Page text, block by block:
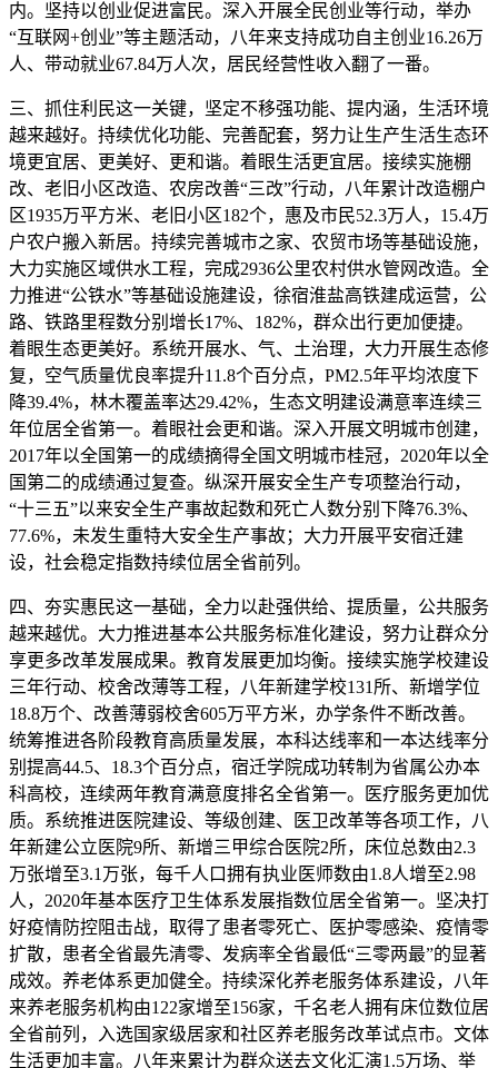
内。坚持以创业促进富民。深入开展全民创业等行动，举办
“互联网+创业”等主题活动，八年来支持成功自主创业16.26万
人、带动就业67.84万人次，居民经营性收入翻了一番。
三、抓住利民这一关键，坚定不移强功能、提内涵，生活环境
越来越好。持续优化功能、完善配套，努力让生产生活生态环
境更宜居、更美好、更和谐。着眼生活更宜居。接续实施棚
改、老旧小区改造、农房改善“三改”行动，八年累计改造棚户
区1935万平方米、老旧小区182个，惠及市民52.3万人，15.4万
户农户搬入新居。持续完善城市之家、农贸市场等基础设施，
大力实施区域供水工程，完成2936公里农村供水管网改造。全
力推进“公铁水”等基础设施建设，徐宿淮盐高铁建成运营，公
路、铁路里程数分别增长17%、182%，群众出行更加便捷。
着眼生态更美好。系统开展水、气、土治理，大力开展生态修
复，空气质量优良率提升11.8个百分点，PM2.5年平均浓度下
降39.4%，林木覆盖率达29.42%，生态文明建设满意率连续三
年位居全省第一。着眼社会更和谐。深入开展文明城市创建，
2017年以全国第一的成绩摘得全国文明城市桂冠，2020年以全
国第二的成绩通过复查。纵深开展安全生产专项整治行动，
“十三五”以来安全生产事故起数和死亡人数分别下降76.3%、
77.6%，未发生重特大安全生产事故；大力开展平安宿迁建
设，社会稳定指数持续位居全省前列。
四、夯实惠民这一基础，全力以赴强供给、提质量，公共服务
越来越优。大力推进基本公共服务标准化建设，努力让群众分
享更多改革发展成果。教育发展更加均衡。接续实施学校建设
三年行动、校舍改薄等工程，八年新建学校131所、新增学位
18.8万个、改善薄弱校舍605万平方米，办学条件不断改善。
统筹推进各阶段教育高质量发展，本科达线率和一本达线率分
别提高44.5、18.3个百分点，宿迁学院成功转制为省属公办本
科高校，连续两年教育满意度排名全省第一。医疗服务更加优
质。系统推进医院建设、等级创建、医卫改革等各项工作，八
年新建公立医院9所、新增三甲综合医院2所，床位总数由2.3
万张增至3.1万张，每千人口拥有执业医师数由1.8人增至2.98
人，2020年基本医疗卫生体系发展指数位居全省第一。坚决打
好疫情防控阻击战，取得了患者零死亡、医护零感染、疫情零
扩散，患者全省最先清零、发病率全省最低“三零两最”的显著
成效。养老体系更加健全。持续深化养老服务体系建设，八年
来养老服务机构由122家增至156家，千名老人拥有床位数位居
全省前列，入选国家级居家和社区养老服务改革试点市。文体
生活更加丰富。八年来累计为群众送去文化汇演1.5万场、举